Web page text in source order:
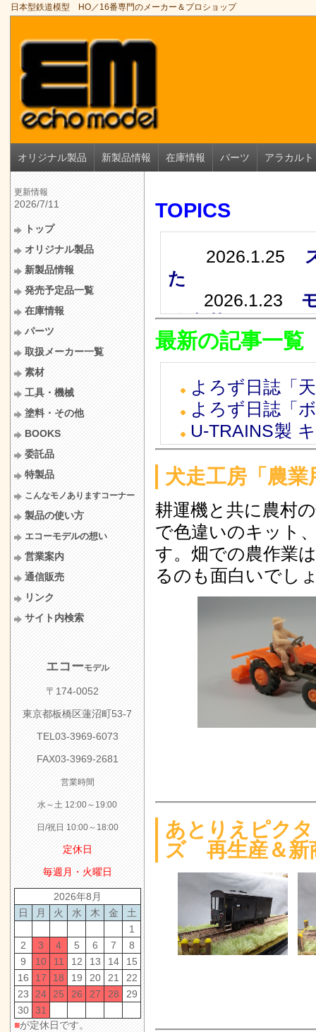
日本型鉄道模型 HO／16番専門のメーカー＆プロショップ
オリジナル製品 新製品情報 在庫情報 パーツ アラカルト
TOPICS
2026.1.25
た
2026.1.23
他 入荷しました
2025.12.21
形 2両キット ご
2025.12.4
荷しました
2025.10.12
入荷しました
2025.9.19
車 ご予約受付中
2025.9.7三
2025.7.23
荷しました
2025.7.10
2025.6.29
2025.3.15
2025.3.6
2025.1.18
2024.9.28
しました
2024.8.1
た
2024.7.27
2024.6.28
2024.4.26
中！
最新の記事一覧
よろず日誌「
よろず日誌「
U-TRAINS製
6/21 UP
タブチトレイ
ト ご予約受
犬走工房「農
あとりえピク
生産＆新商品
よろず日誌「
犬走工房「柱
U-TRAINS
品 4/26より
よろず日誌「
アトリエリ
タブチトレイ
受付中！2/21
「第二次・
「レフ・レン
犬走工房「熊
1/16 UP
浅間模型「草
型)」キット
犬走工房「農
耕運機と共に農村
で色違いのキット
す。畑での農作業
るのも面白いでし
あとりえピク
ズ 再生産＆新
更新情報
2026/7/11
トップ
オリジナル製品
新製品情報
発売予定品一覧
在庫情報
パーツ
取扱メーカー一覧
素材
工具・機械
塗料・その他
BOOKS
委託品
特製品
こんなモノありますコーナー
製品の使い方
エコーモデルの想い
営業案内
通信販売
リンク
サイト内検索
エコーモデル
〒174-0052
東京都板橋区蓮沼町53-7
TEL03-3969-6073
FAX03-3969-2681
営業時間
水～土 12:00～19:00
日/祝日 10:00～18:00
定休日
毎週月・火曜日
2026年8月
日
月 火 水 木 金
土
1
2
3 4 5 6 7
8
9
10 11 12 13 14
15
16
17 18 19 20 21
22
23
24 25 26 27 28
29
30 31
■が定休日です。